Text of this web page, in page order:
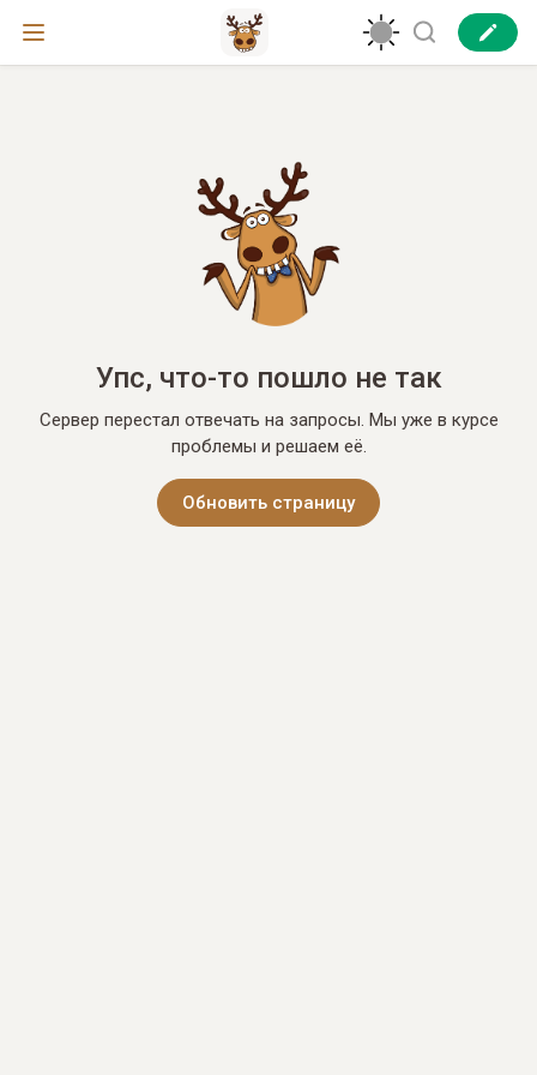
Упс, что-то пошло не так
Сервер перестал отвечать на запросы. Мы уже в курсе
проблемы и решаем её.
Обновить страницу